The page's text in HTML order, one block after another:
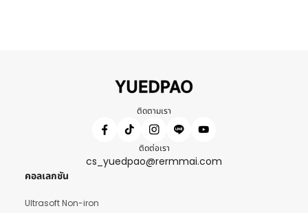
ติดตามเรา
ติดต่อเรา
cs_yuedpao@rermmai.com
คอลเลกชัน
Ultrasoft Non-iron